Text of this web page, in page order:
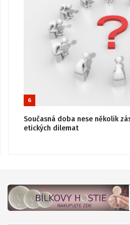
6
Současná doba nese několik
etických dilemat